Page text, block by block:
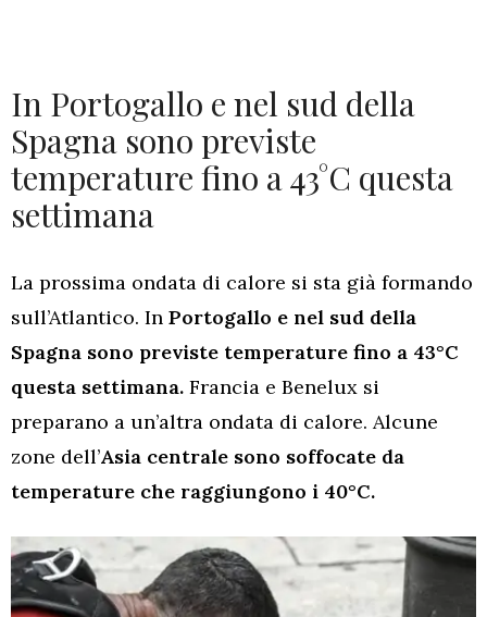
In Portogallo e nel sud della
Spagna sono previste
temperature fino a 43°C questa
settimana
La prossima ondata di calore si sta già formando
sull’Atlantico. In Portogallo e nel sud della
Spagna sono previste temperature fino a 43°C
questa settimana. Francia e Benelux si
preparano a un’altra ondata di calore. Alcune
zone dell’Asia centrale sono soffocate da
temperature che raggiungono i 40°C.